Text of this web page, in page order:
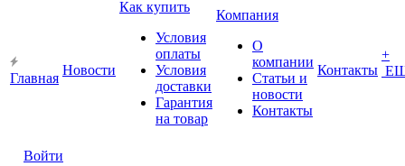
Главная
Новости
Как купить
Условия
оплаты
Условия
доставки
Гарантия
на товар
Компания
О
компании
Статьи и
новости
Контакты
Контакты
+
Войти